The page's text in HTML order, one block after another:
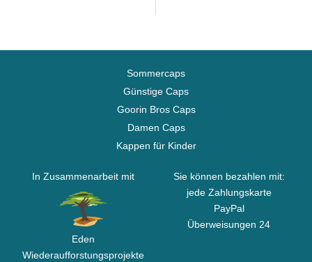
Sommercaps
Günstige Caps
Goorin Bros Caps
Damen Caps
Kappen für Kinder
In Zusammenarbeit mit
Eden
Wiederaufforstungsprojekte
Sie können bezahlen mit:
jede Zahlungskarte
PayPal
Überweisungen 24